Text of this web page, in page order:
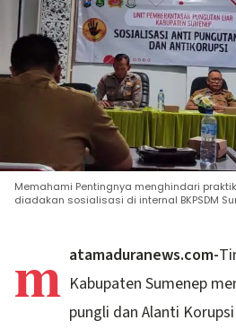
Memahami Pentingnya menghindari
diadakan sosialisasi di internal BKPSDM
m atamaduranews.com-
Kabupaten Sumenep
pungli dan Alanti